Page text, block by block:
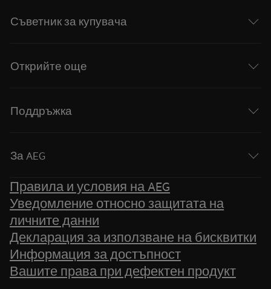
Съветник за купувача
Открийте още
Поддръжка
За AEG
Правила и условия на AEG
Уведомление относно защитата на
личните данни
Декларация за използване на бисквитки
Информация за достъпност
Вашите права при дефектен продукт